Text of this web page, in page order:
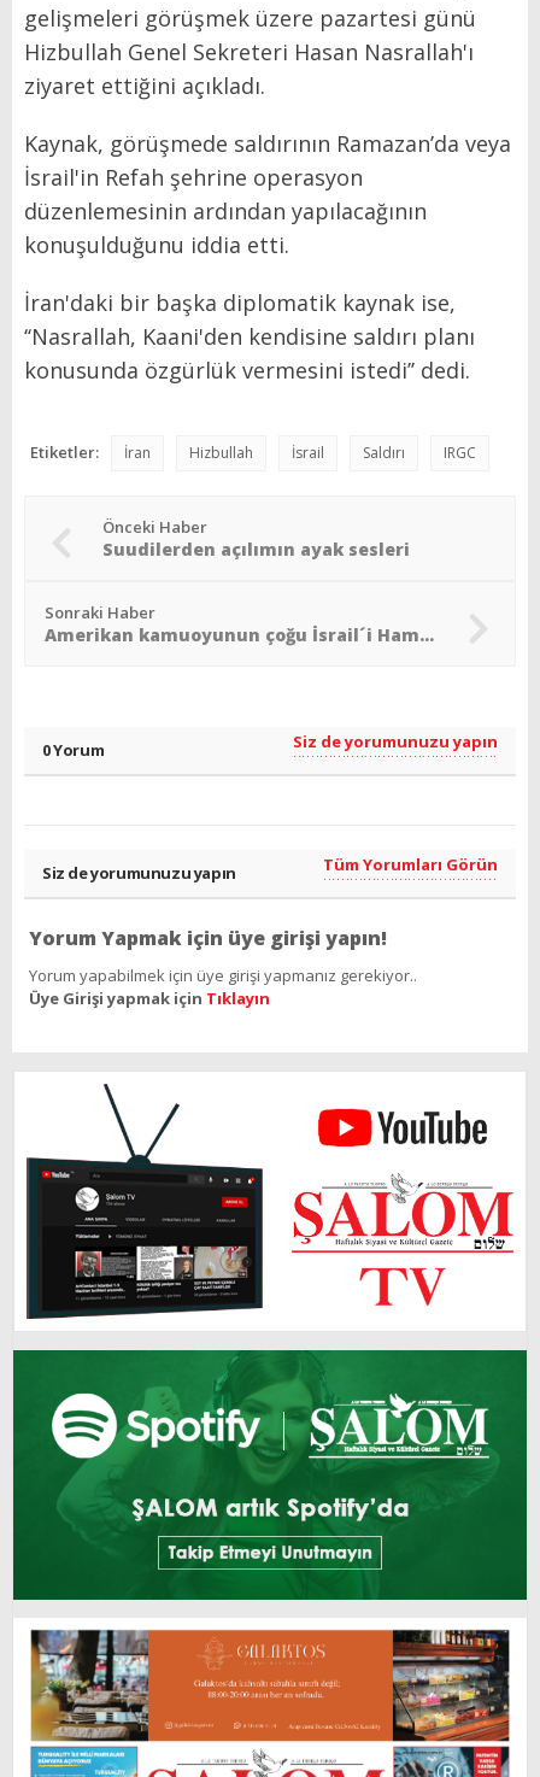
gelişmeleri görüşmek üzere pazartesi günü
Hizbullah Genel Sekreteri Hasan Nasrallah'ı
ziyaret ettiğini açıkladı.
Kaynak, görüşmede saldırının Ramazan’da veya
İsrail'in Refah şehrine operasyon
düzenlemesinin ardından yapılacağının
konuşulduğunu iddia etti.
İran'daki bir başka diplomatik kaynak ise,
‘‘Nasrallah, Kaani'den kendisine saldırı planı
konusunda özgürlük vermesini istedi’’ dedi.
Etiketler: İran Hizbullah İsrail Saldırı IRGC
Önceki Haber
Suudilerden açılımın ayak sesleri
Sonraki Haber
Amerikan kamuoyunun çoğu İsrail´i Hamas´a karşı savaşında destekliyor
0 Yorum Siz de yorumunuzu yapın
Siz de yorumunuzu yapın Tüm Yorumları Görün
Yorum Yapmak için üye girişi yapın!
Yorum yapabilmek için üye girişi yapmanız gerekiyor..
Üye Girişi yapmak için Tıklayın